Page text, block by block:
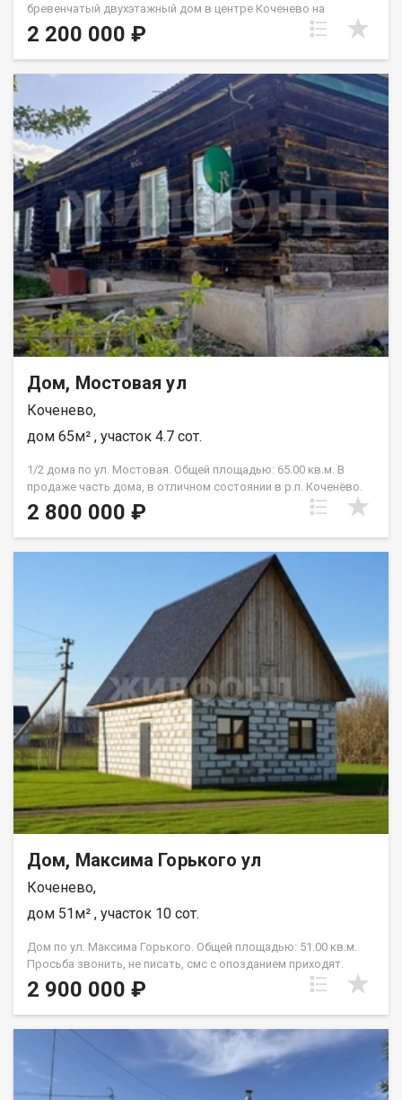
бревенчатый двухэтажный дом в центре Коченево на
ул.Садовая ! Без отделки! Капитальный качественный
высокий фундамент, стены, крыша из металлопрофиля, окна
пластиковые, пол настелен (деревянный), планировку внутри
дома можно делать по вашему усмотрению, место для
фантазии достаточно (дом строили для себя) продажа в
связи с переездом. Участок просторный, есть место для
гаража, бани, хоз построек и посадки урожая. Вода, газ, свет -
проходят по границе участка, есть возможность
подключения. Просмотр в удобное время по
предварительному согласованию. Возможен обмен на вашу
недвижимость. Возможна продажа в рассрочку. При звонке,
пожалуйста, сообщите номер варианта - JV008054105497.
2 200 000 ₽
Дом, Мостовая ул
Коченево,
дом 65м² , участок 4.7 сот.
1/2 дома по ул. Мостовая. Общей площадью: 65.00 кв.м. В
продаже часть дома, в отличном состоянии в р.п. Коченёво.
Дом одноэтажный, строение из бруса. К половине дома
относиться земельный участок, который можно
использовать по своему усмотрению. Все коммуникации
центральные: газ, водопровод, канализация. Дом светлый,
теплый, просторный. Подойдет, как для семейной пары, так и
для небольшой семьи. Этот дом с земельным участком, для
садоводства. Можно выращивать овощи и ягодные
кустарники и деревья. На участке имеется гараж. В доме
остаётся вся встроенная мебель. Дом полностью готов к
проживанию и не требует дополнительных вложений.
Звоните, отвечу на все вопросы. Приходите на просмотр.
Возможен обмен на вашу недвижимость. Возможна продажа
в рассрочку. При звонке, пожалуйста, сообщите номер
варианта - JV080541115420.
2 800 000 ₽
Дом, Максима Горького ул
Коченево,
дом 51м² , участок 10 сот.
Дом по ул. Максима Горького. Общей площадью: 51.00 кв.м.
Просьба звонить, не писать, смс с опозданием приходят.
Продам новый дом на центральной улице. р.п. Коченево, ул.
М.Горького 77а, 2 линия, возле школы. Дом одноэтажный, без
отделки. Электричество подведено и подключено. Газ,
питьевая вода по участку. Дороги чистят регулярно. Дом
построен в 2024 году, документы оформлены, дом к земле
привязан. Земельный участок 9,9 соток. Окна пластиковые.
Хорошие соседи. Возможен обмен на недвижимость в
2 900 000 ₽